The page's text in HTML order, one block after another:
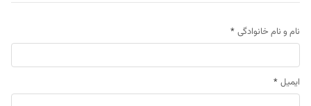
نام و نام خانوادگی *
ایمیل *